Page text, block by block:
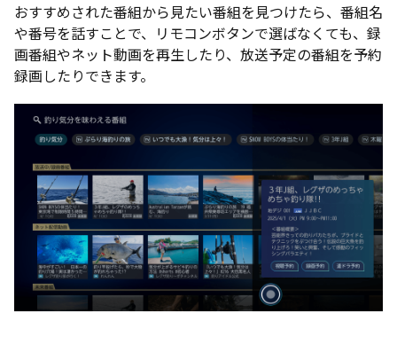
おすすめされた番組から見たい番組を見つけたら、番組名
や番号を話すことで、リモコンボタンで選ばなくても、録
画番組やネット動画を再生したり、放送予定の番組を予約
録画したりできます。